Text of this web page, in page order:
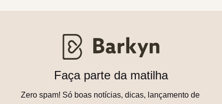
Faça parte da matilha
Zero spam! Só boas notícias, dicas, lançamento de